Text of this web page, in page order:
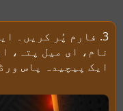
3. فارم پُر کریں۔
نام، ای میل پتہ،
ایک پیچیدہ پاس